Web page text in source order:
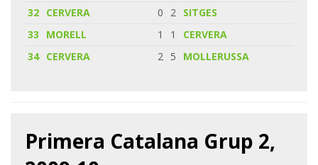
32 CERVERA 0 2
SITGES
33
MORELL 1 1
CERVERA
34 CERVERA 2 5 MOLLERUSSA
Primera Catalana Grup 2,